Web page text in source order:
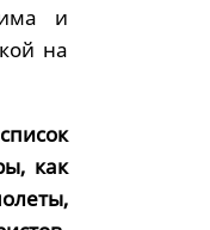
и
на
как